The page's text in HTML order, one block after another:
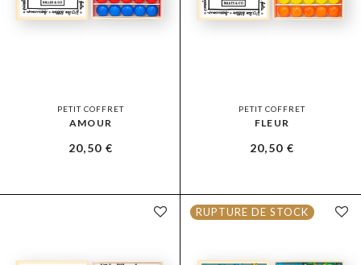
PETIT COFFRET
AMOUR
20,50€
PETIT COFFRET
FLEUR
20,50€